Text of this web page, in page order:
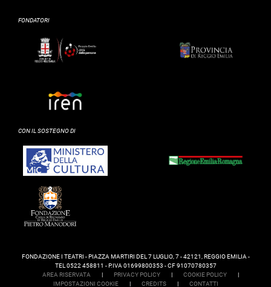
FONDATORI
CON IL SOSTEGNO DI
FONDAZIONE I TEATRI - PIAZZA MARTIRI DEL 7 LUGLIO, 7 - 42121, REGGIO EMILIA -
TEL 0522 458811 - P.IVA 01699800353 - CF 91070780357
AREA RISERVATA
| PRIVACY POLICY | COOKIE POLICY
|
IMPOSTAZIONI COOKIE
| CREDITS | CONTATTI